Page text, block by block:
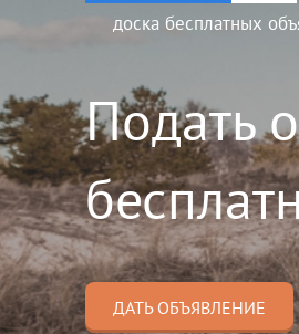
доска бесплатных
Подать
ДАТЬ ОБЪЯВЛЕНИЕ